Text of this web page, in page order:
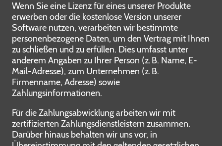
Wenn Sie eine Lizenz für eines unserer Produkte
erwerben oder die kostenlose Version unserer
Software nutzen, verarbeiten wir bestimmte
personenbezogene Daten, um den Vertrag mit Ihnen
zu schließen und zu erfüllen. Dies umfasst unter
anderem Angaben zu Ihrer Person (z. B. Name, E-
Mail-Adresse), zum Unternehmen (z. B.
Firmenname, Adresse) sowie
Zahlungsinformationen.
Für die Zahlungsabwicklung arbeiten wir mit
zertifizierten Zahlungsdienstleistern zusammen.
Darüber hinaus behalten wir uns vor, in